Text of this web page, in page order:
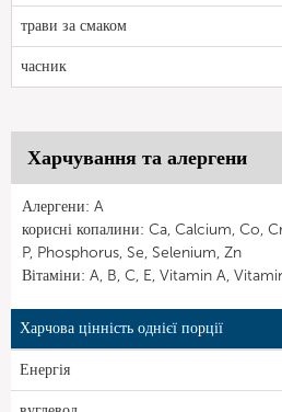
трави за смаком
часник
Харчування та алергени
Алергени: A
корисні копалини: Ca, Calcium, Co,
P, Phosphorus, Se, Selenium, Zn
Вітаміни: A, B, C, E, Vitamin A,
Харчова цінність однієї порції
Енергія